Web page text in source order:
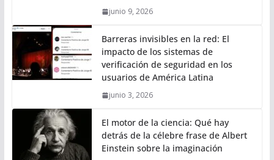
junio 9, 2026
Barreras invisibles en la red: El
impacto de los sistemas de
verificación de seguridad en los
usuarios de América Latina
junio 3, 2026
El motor de la ciencia: Qué hay
detrás de la célebre frase de Albert
Einstein sobre la imaginación